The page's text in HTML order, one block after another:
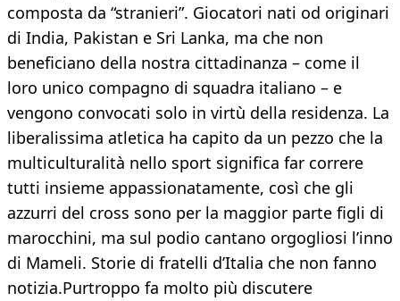
composta da “stranieri”. Giocatori nati od originari
di India, Pakistan e Sri Lanka, ma che non
beneficiano della nostra cittadinanza – come il
loro unico compagno di squadra italiano – e
vengono convocati solo in virtù della residenza. La
liberalissima atletica ha capito da un pezzo che la
multiculturalità nello sport significa far correre
tutti insieme appassionatamente, così che gli
azzurri del cross sono per la maggior parte figli di
marocchini, ma sul podio cantano orgogliosi l’inno
di Mameli. Storie di fratelli d’Italia che non fanno
notizia.Purtroppo fa molto più discutere